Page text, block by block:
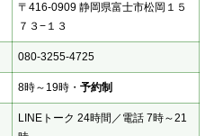
〒416-0909 静岡県富士市松岡１５
７３−１３
080-3255-4725
8時～19時・ 予約制
LINEトーク 24時間／電話 7時～21